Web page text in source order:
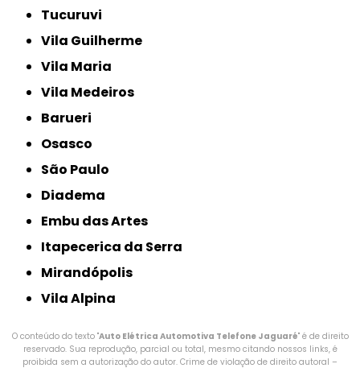
Tucuruvi
Vila Guilherme
Vila Maria
Vila Medeiros
Barueri
Osasco
São Paulo
Diadema
Embu das Artes
Itapecerica da Serra
Mirandópolis
Vila Alpina
O conteúdo do texto "Auto Elétrica Automotiva Telefone Jaguaré" é de direito
reservado. Sua reprodução, parcial ou total, mesmo citando nossos links, é
proibida sem a autorização do autor. Crime de violação de direito autoral –